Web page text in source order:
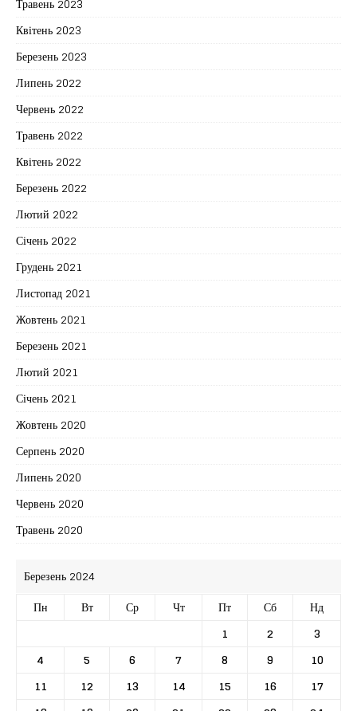
Квітень 2023
Березень 2023
Липень 2022
Червень 2022
Травень 2022
Квітень 2022
Березень 2022
Лютий 2022
Січень 2022
Грудень 2021
Листопад 2021
Жовтень 2021
Березень 2021
Лютий 2021
Січень 2021
Жовтень 2020
Серпень 2020
Липень 2020
Червень 2020
Травень 2020
Березень 2024
Пн
Вт Ср Чт Пт Сб
Нд
1
2
3
4
5 6 7 8 9
10
11
12 13 14 15 16
17